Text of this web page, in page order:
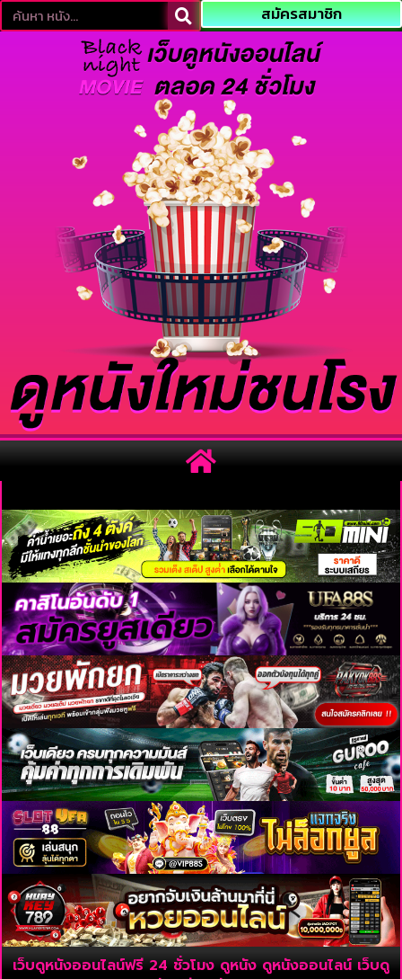
สมัครสมาชิก
เว็บดูหนังออนไลน์ฟรี 24 ชั่วโมง ดูหนัง ดูหนังออนไลน์ เว็บดู